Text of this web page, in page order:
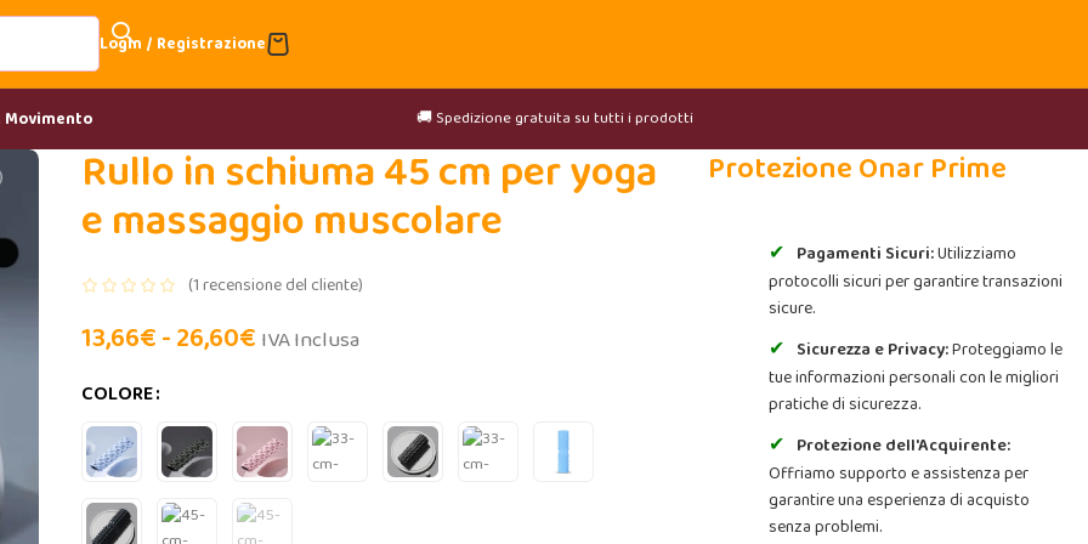
Login / Registrazione
Movimento 🚚 Spedizione gratuita su tutti i prodotti
Rullo in schiuma 45 cm per yoga
e massaggio muscolare
(1recensione del cliente)
13,66€-26,60€ IVA Inclusa
COLORE
Protezione Onar Prime
Pagamenti Sicuri:Utilizziamo
protocolli sicuri per garantire transazioni
sicure.
Sicurezza e Privacy:Proteggiamo le
tue informazioni personali con le migliori
pratiche di sicurezza.
Protezione dell'Acquirente:
Offriamo supporto e assistenza per
garantire una esperienza di acquisto
senza problemi.